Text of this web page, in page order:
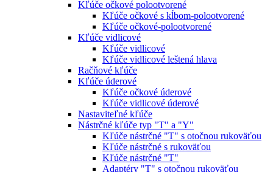
Kľúče očkové polootvorené
Kľúče očkové s kĺbom-polootvorené
Kľúče očkové-polootvorené
Kľúče vidlicové
Kľúče vidlicové
Kľúče vidlicové leštená hlava
Račňové kľúče
Kľúče úderové
Kľúče očkové úderové
Kľúče vidlicové úderové
Nastaviteľné kľúče
Nástrčné kľúče typ "T" a "Y"
Kľúče nástrčné "T" s otočnou rukoväťou
Kľúče nástrčné s rukoväťou
Kľúče nástrčné "T"
Adaptéry "T" s otočnou rukoväťou